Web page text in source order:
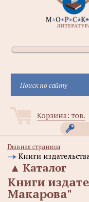
Корзина: тов.
Главная страница
Книги
Каталог
▲
Книги
Макарова"